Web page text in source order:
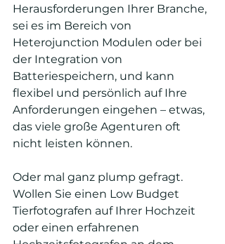
Herausforderungen Ihrer Branche,
sei es im Bereich von
Heterojunction Modulen oder bei
der Integration von
Batteriespeichern, und kann
flexibel und persönlich auf Ihre
Anforderungen eingehen – etwas,
das viele große Agenturen oft
nicht leisten können.
Oder mal ganz plump gefragt.
Wollen Sie einen Low Budget
Tierfotografen auf Ihrer Hochzeit
oder einen erfahrenen